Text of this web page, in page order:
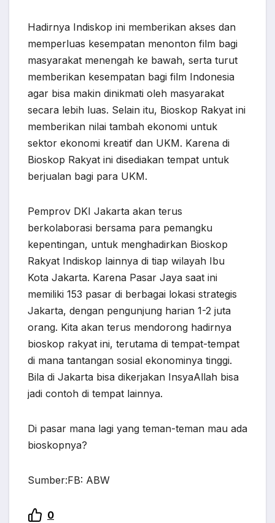
Hadirnya Indiskop ini memberikan akses dan
memperluas kesempatan menonton film bagi
masyarakat menengah ke bawah, serta turut
memberikan kesempatan bagi film Indonesia
agar bisa makin dinikmati oleh masyarakat
secara lebih luas. Selain itu, Bioskop Rakyat ini
memberikan nilai tambah ekonomi untuk
sektor ekonomi kreatif dan UKM. Karena di
Bioskop Rakyat ini disediakan tempat untuk
berjualan bagi para UKM.
Pemprov DKI Jakarta akan terus
berkolaborasi bersama para pemangku
kepentingan, untuk menghadirkan Bioskop
Rakyat Indiskop lainnya di tiap wilayah Ibu
Kota Jakarta. Karena Pasar Jaya saat ini
memiliki 153 pasar di berbagai lokasi strategis
Jakarta, dengan pengunjung harian 1-2 juta
orang. Kita akan terus mendorong hadirnya
bioskop rakyat ini, terutama di tempat-tempat
di mana tantangan sosial ekonominya tinggi.
Bila di Jakarta bisa dikerjakan InsyaAllah bisa
jadi contoh di tempat lainnya.
Di pasar mana lagi yang teman-teman mau ada
bioskopnya?
Sumber:FB: ABW
0